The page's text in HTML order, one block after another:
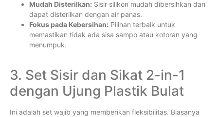
Mudah Disterilkan: Sisir silikon mudah dibersihkan dan
dapat disterilkan dengan air panas.
Fokus pada Kebersihan: Pilihan terbaik untuk
memastikan tidak ada sisa sampo atau kotoran yang
menumpuk.
3. Set Sisir dan Sikat 2-in-1
dengan Ujung Plastik Bulat
Ini adalah set wajib yang memberikan fleksibilitas. Biasanya